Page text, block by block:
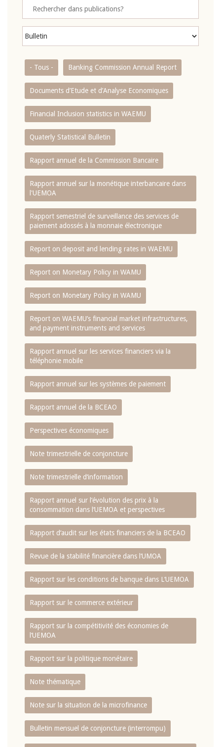
- Tous - Banking Commission Annual Report
Documents d’Etude et d’Analyse Economiques
Financial Inclusion statistics in WAEMU
Quaterly Statistical Bulletin
Rapport annuel de la Commission Bancaire
Rapport annuel sur la monétique interbancaire dans
l'UEMOA
Rapport semestriel de surveillance des services de
paiement adossés à la monnaie électronique
Report on deposit and lending rates in WAEMU
Report on Monetary Policy in WAMU
Report on Monetary Policy in WAMU
Report on WAEMU’s financial market infrastructures,
and payment instruments and services
Rapport annuel sur les services financiers via la
téléphonie mobile
Rapport annuel sur les systèmes de paiement
Rapport annuel de la BCEAO
Perspectives économiques
Note trimestrielle de conjoncture
Note trimestrielle d‘information
Rapport annuel sur l‘évolution des prix à la
consommation dans l‘UEMOA et perspectives
Rapport d‘audit sur les états financiers de la BCEAO
Revue de la stabilité financière dans l‘UMOA
Rapport sur les conditions de banque dans L‘UEMOA
Rapport sur le commerce extérieur
Rapport sur la compétitivité des économies de
l‘UEMOA
Rapport sur la politique monétaire
Note thématique
Note sur la situation de la microfinance
Bulletin mensuel de conjoncture (interrompu)